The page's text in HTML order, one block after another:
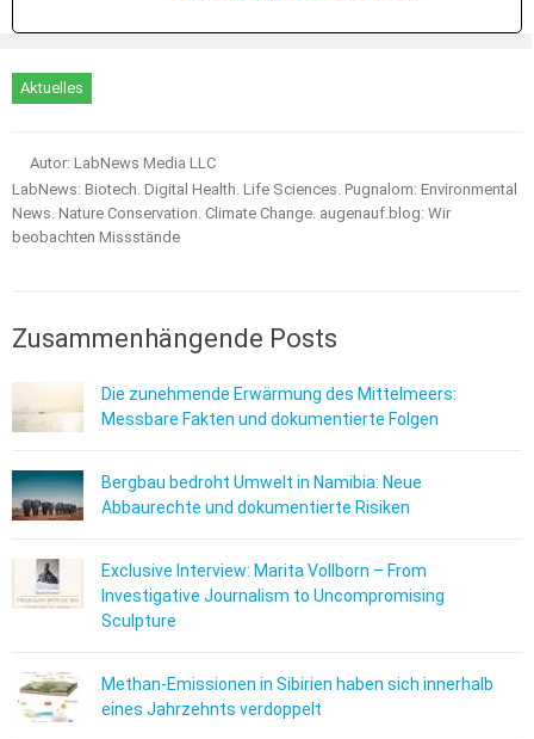
Aktuelles
Autor: LabNews Media LLC
LabNews: Biotech. Digital Health. Life Sciences. Pugnalom: Environmental
News. Nature Conservation. Climate Change. augenauf.blog: Wir
beobachten Missstände
Zusammenhängende Posts
Die zunehmende Erwärmung des Mittelmeers:
Messbare Fakten und dokumentierte Folgen
Bergbau bedroht Umwelt in Namibia: Neue
Abbaurechte und dokumentierte Risiken
Exclusive Interview: Marita Vollborn – From
Investigative Journalism to Uncompromising
Sculpture
Methan-Emissionen in Sibirien haben sich innerhalb
eines Jahrzehnts verdoppelt